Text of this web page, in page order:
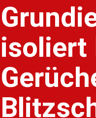
isoliert